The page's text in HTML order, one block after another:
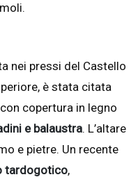
nei pressi del Castello
è stata citata
copertura in legno
e balaustra. L’altare
e pietre. Un recente
tardogotico,